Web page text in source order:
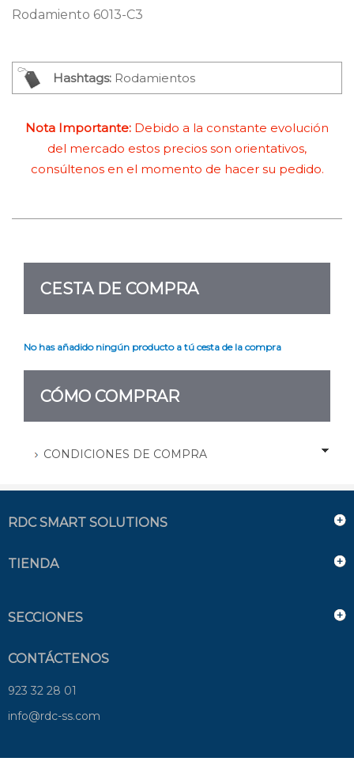
Rodamiento 6013-C3
Hashtags: Rodamientos
Nota Importante: Debido a la constante evolución
del mercado estos precios son orientativos,
consúltenos en el momento de hacer su pedido.
CESTA DE COMPRA
No has añadido ningún producto a tú cesta de la compra
CÓMO COMPRAR
CONDICIONES DE COMPRA
RDC SMART SOLUTIONS
TIENDA
SECCIONES
CONTÁCTENOS
923 32 28 01
info@rdc-ss.com